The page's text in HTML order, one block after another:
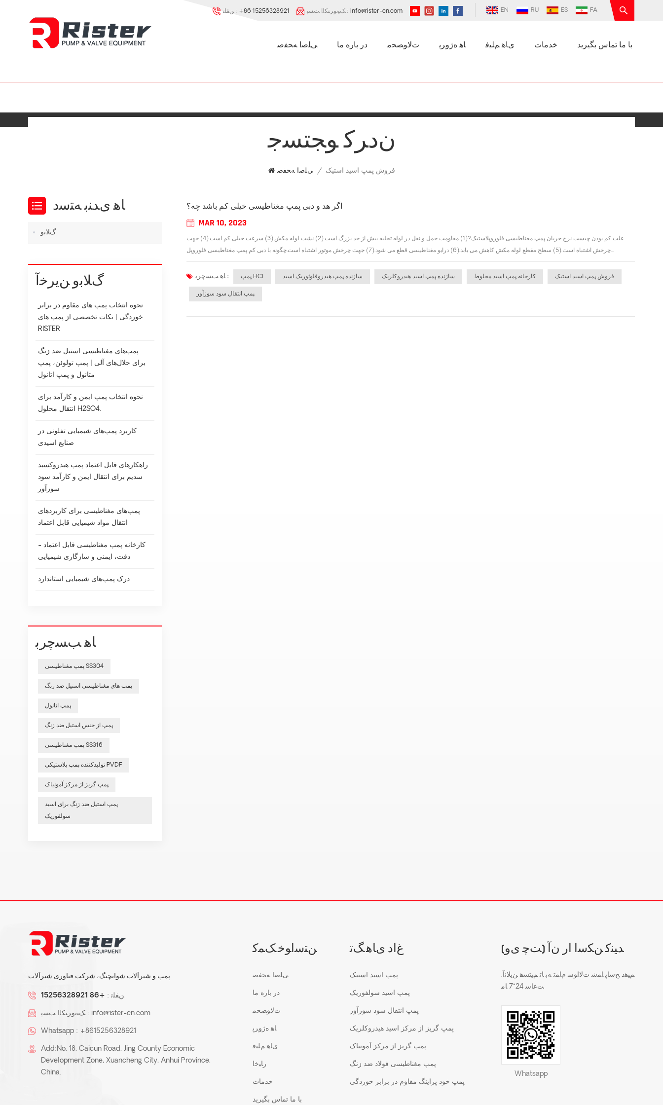
EN RU ES FA ﻦﻔﻠﺗ : +86 15256328921 ﮏﯿﻧﻭﺮﺘﮑﻟﺍ ﺖﺴﭘ : info@rister-cn.com
ﯽﻠﺻﺍ ﻪﺤﻔﺻ در باره ما ﺕﻻ ﻮﺼﺤﻣ ﺎﻫ ﻩﮊﻭﺮﭘ ﯼﺎﻫ ﻢﻠﯿﻓ خدمات با ما تماس بگیرید
ﻥﺩﺮﮐ ﻮﺠﺘﺴﺟ
ﯽﻠﺻﺍ ﻪﺤﻔﺻ / فروش پمپ اسید استیک
اگر هد و دبی پمپ مغناطیسی خیلی کم باشد چه؟
MAR 10, 2023
علت کم بودن چیست نرخ جریان پمپ مغناطیسی فلوروپلاستیک?(1) مقاومت حمل و نقل در لوله تخلیه بیش از حد بزرگ است.(2) نشت لوله مکش.(3) سرعت خیلی کم است.(4) جهت
چرخش اشتباه است.(5) سطح مقطع لوله مکش کاهش می یابد.(6) درایو مغناطیسی قطع می شود.(7) جهت چرخش موتور اشتباه است.چگونه با دبی کم پمپ مغناطیسی فلوروپل...
ﺎﻫ ﺐﺴﭼﺮﺑ : پمپ HCl سازنده پمپ هیدروفلوئوریک اسید سازنده پمپ اسید هیدروکلریک کارخانه پمپ اسید مخلوط فروش پمپ اسید استیک
پمپ انتقال سود سوزآور
ﺎﻫ ﯼﺪﻨﺑ ﻪﺘﺳﺩ
ﮒﻼ ﺑﻭ
ﮒﻼ ﺑﻭ ﻦﯾﺮﺧﺁ
نحوه انتخاب پمپ های مقاوم در برابر
خوردگی | نکات تخصصی از پمپ های
RISTER
پمپ‌های مغناطیسی استیل ضد زنگ
برای حلال‌های آلی | پمپ تولوئن، پمپ
متانول و پمپ اتانول
نحوه انتخاب پمپ ایمن و کارآمد برای
انتقال محلول H2SO4.
کاربرد پمپ‌های شیمیایی تفلونی در
صنایع اسیدی
راهکارهای قابل اعتماد پمپ هیدروکسید
سدیم برای انتقال ایمن و کارآمد سود
سوزآور
پمپ‌های مغناطیسی برای کاربردهای
انتقال مواد شیمیایی قابل اعتماد
کارخانه پمپ مغناطیسی قابل اعتماد -
دقت، ایمنی و سازگاری شیمیایی
درک پمپ‌های شیمیایی استاندارد
ﺎﻫ ﺐﺴﭼﺮﺑ
پمپ مغناطیسی SS304
پمپ های مغناطیسی استیل ضد زنگ
پمپ اتانول
پمپ از جنس استیل ضد زنگ
پمپ مغناطیسی SS316
تولیدکننده پمپ پلاستیکی PVDF
پمپ گریز از مرکز آمونیاک
پمپ استیل ضد زنگ برای اسید
سولفوریک
پمپ و شیرآلات شوانچنگ، شرکت فناوری شیرآلات
ﻦﻔﻠﺗ : +86 15256328921
ﮏﯿﻧﻭﺮﺘﮑﻟﺍ ﺖﺴﭘ : info@rister-cn.com
Whatsapp : +8615256328921
Add:No. 18, Caicun Road, Jing County Economic
Development Zone, Xuancheng City, Anhui Province,
China.
ﻦﺘﺳﺍﻮﺧ ﮏﻤﮐ
ﯽﻠﺻﺍ ﻪﺤﻔﺻ
در باره ما
ﺕﻻ ﻮﺼﺤﻣ
ﺎﻫ ﻩﮊﻭﺮﭘ
ﯼﺎﻫ ﻢﻠﯿﻓ
ﺭﺎﺒﺧﺍ
خدمات
با ما تماس بگیرید
ﻍﺍﺩ ﯼﺎﻫ ﮓﺗ
پمپ اسید استیک
پمپ اسید سولفوریک
پمپ انتقال سود سوزآور
پمپ گریز از مرکز اسید هیدروکلریک
پمپ گریز از مرکز آمونیاک
پمپ مغناطیسی فولاد ضد زنگ
پمپ خود پراینگ مقاوم در برابر خوردگی
(ﺖﭼ ﯼﻭ) ﺪﯿﻨﮐ ﻦﮑﺳﺍ ﺍﺭ ﻥﺁ
.ﻢﯿﻫﺩ ﺦﺳﺎﭘ ﺎﻤﺷ ﺕﻻ ﺍﻮﺳ ﻡﺎﻤﺗ ﻪﺑ ﺎﺗ ﻢﯿﺘﺴﻫ ﻦﯾﻼ ﻧﺁ
ﺖﻋﺎﺳ 24*7 ﺎﻣ
Whatsapp